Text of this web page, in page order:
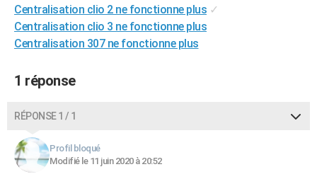
COPAINS D'AVANT
S'inscrire
Se connecter
Lycées
Collèges
Primaires
Universités
Entreprises
Service militaire
Avis de recherche
Bricolage
Lifestyle
Culture
Television
Voyage
Centralisation clio 2 ne fonctionne plus ✓
Centralisation clio 3 ne fonctionne plus
Centralisation 307 ne fonctionne plus
1 réponse
RÉPONSE 1 / 1
Profil bloqué
Modifié le 11 juin 2020 à 20:52